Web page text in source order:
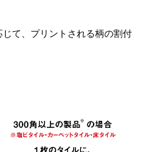
て、プリントされる柄の割付